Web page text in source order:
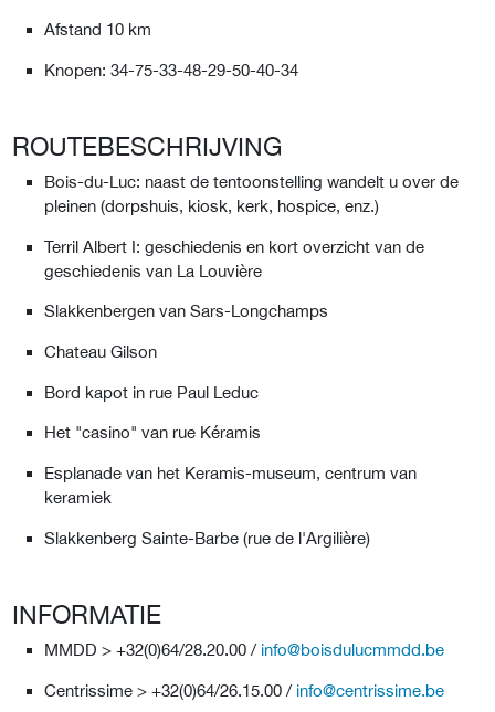
Afstand 10 km
Knopen: 34-75-33-48-29-50-40-34
ROUTEBESCHRIJVING
Bois-du-Luc: naast de tentoonstelling wandelt u over de
pleinen (dorpshuis, kiosk, kerk, hospice, enz.)
Terril Albert I: geschiedenis en kort overzicht van de
geschiedenis van La Louvière
Slakkenbergen van Sars-Longchamps
Chateau Gilson
Bord kapot in rue Paul Leduc
Het "casino" van rue Kéramis
Esplanade van het Keramis-museum, centrum van
keramiek
Slakkenberg Sainte-Barbe (rue de l'Argilière)
INFORMATIE
MMDD > +32(0)64/28.20.00 / info@boisdulucmmdd.be
Centrissime > +32(0)64/26.15.00 / info@centrissime.be